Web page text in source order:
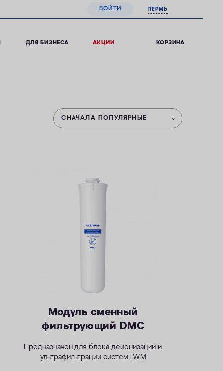
ВОЙТИ ПЕРМЬ
ДЛЯ БИЗНЕСА АКЦИИ КОРЗИНА
СНАЧАЛА ПОПУЛЯРНЫЕ
Модуль сменный
фильтрующий DMC
Предназначен для блока деионизации и
ультрафильтрации систем LWM